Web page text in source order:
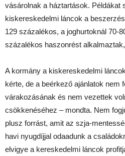
vásárolnak a háztartások. Példákat
kiskereskedelmi láncok a
129 százalékos, a joghurtoknál 70-
százalékos haszonrést
A kormány a kiskereskedelmi
kérte, de a beérkező ajánlatok nem
várakozásának és nem vezettek
csökkenéséhez – mondta. Nem
plusz forrást, amit az szja-
havi nyugdíjjal odaadunk a
elvigye a kereskedelmi láncok